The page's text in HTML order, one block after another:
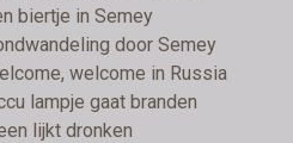
biertje in Semey
door Semey
welcome in Russia
lampje gaat branden
lijkt dronken